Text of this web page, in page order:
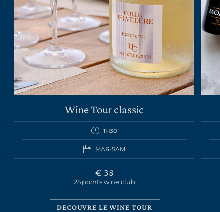
Wine Tour classic
1H30
MAR-SAM
€ 38
25 points wine club
DECOUVRE LE WINE TOUR